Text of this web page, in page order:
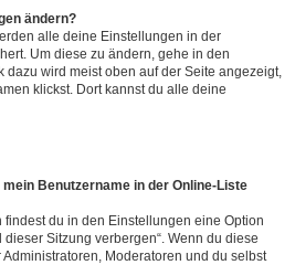
ändern?
alle deine Einstellungen in der
Um diese zu ändern, gehe in den
dazu wird meist oben auf der Seite angezeigt,
klickst. Dort kannst du alle deine
Benutzername in der Online-Liste
findest du in den Einstellungen eine Option
Sitzung verbergen“. Wenn du diese
Moderatoren und du selbst